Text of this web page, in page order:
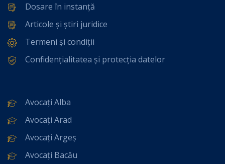
Dosare în instanță
Articole și știri juridice
Termeni și condiții
Confidențialitatea și protecția datelor
Avocați Alba
Avocați Arad
Avocați Argeș
Avocați Bacău